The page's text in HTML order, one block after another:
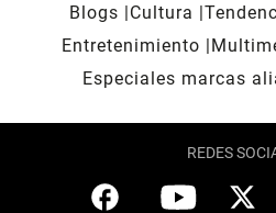
Blogs
Cultura
Entretenimiento
Especiales marcas
REDES